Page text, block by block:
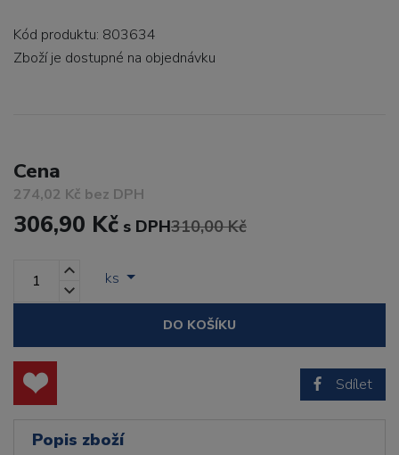
Kód produktu: 803634
Zboží je dostupné na objednávku
Cena
274,02 Kč bez DPH
306,90 Kč s DPH310,00 Kč
ks
DO KOŠÍKU
Sdílet
Popis zboží